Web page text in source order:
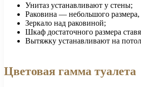
Унитаз устанавливают у стены;
Раковина — небольшого
Зеркало над раковиной;
Шкаф достаточного размера
Вытяжку устанавливают на
Цветовая гамма туалета